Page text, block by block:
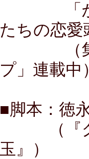
「かぐ
たちの恋愛
（集英
プ」連載中
■脚本：徳
（『グ
玉』）